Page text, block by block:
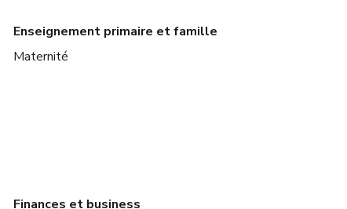
Enseignement primaire et famille
Maternité
Finances et business